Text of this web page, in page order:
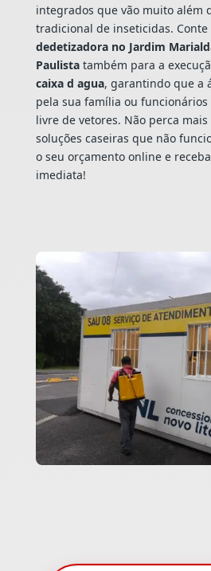
integrados que vão muito além
tradicional de inseticidas.
dedetizadora no Jardim
Paulistatambém para a
caixa d agua, garantindo que a
pela sua família ou funcionários
livre de vetores. Não perca
soluções caseiras que não
o seu orçamento online e
imediata!